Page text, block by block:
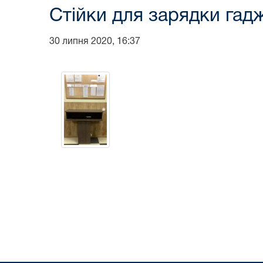
Стійки для зарядки
30 липня 2020, 16:37